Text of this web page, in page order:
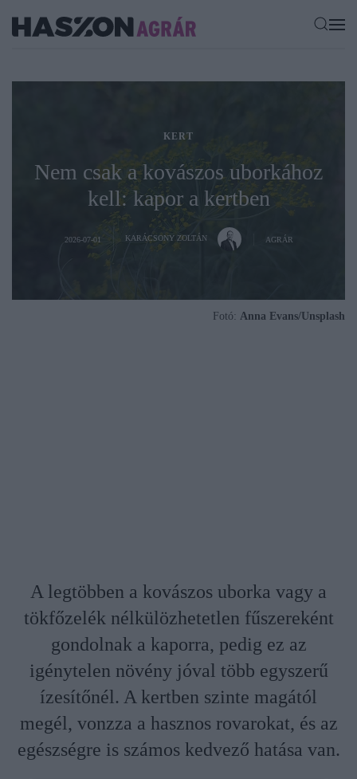
KERT
Nem csak a kovászos uborkához
kell: kapor a kertben
2026-07-01 KARÁCSONY ZOLTÁN AGRÁR
Fotó: Anna Evans/Unsplash
A legtöbben a kovászos uborka vagy a
tökfőzelék nélkülözhetetlen fűszereként
gondolnak a kaporra, pedig ez az
igénytelen növény jóval több egyszerű
ízesítőnél. A kertben szinte magától
megél, vonzza a hasznos rovarokat, és az
egészségre is számos kedvező hatása van.